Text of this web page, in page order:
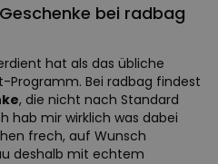
bei radbag
hat als das übliche
Programm. Bei radbag findest
, die nicht nach Standard
hab mir wirklich was dabei
frech, auf Wunsch
deshalb mit echtem